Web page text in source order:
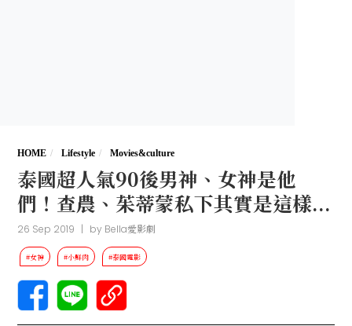
HOME Lifestyle Movies&culture
泰國超人氣90後男神、女神是他
們！查農、茱蒂蒙私下其實是這樣...
26 Sep 2019 | by Bella愛影劇
#女神 #小鮮肉 #泰國電影